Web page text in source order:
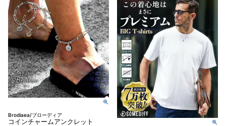
Brodiaea/ブローディア
コインチャームアンクレット